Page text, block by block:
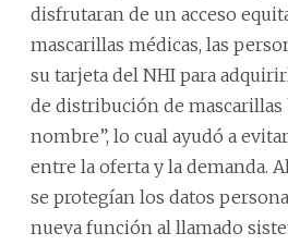
disfrutaran de un acceso
mascarillas médicas, las
su tarjeta del NHI para
de distribución de mascarillas
nombre”, lo cual ayudó a
entre la oferta y la demanda.
se protegían los datos
nueva función al llamado